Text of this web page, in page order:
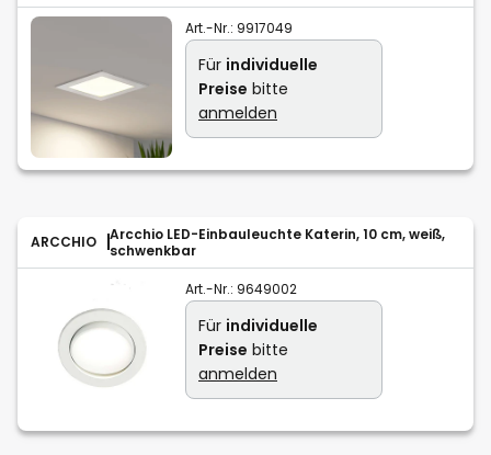
Art.-Nr.: 9917049
Für individuelle
Preise bitte
anmelden
ARCCHIO
Arcchio LED-Einbauleuchte Katerin, 10 cm, weiß,
schwenkbar
Art.-Nr.: 9649002
Für individuelle
Preise bitte
anmelden